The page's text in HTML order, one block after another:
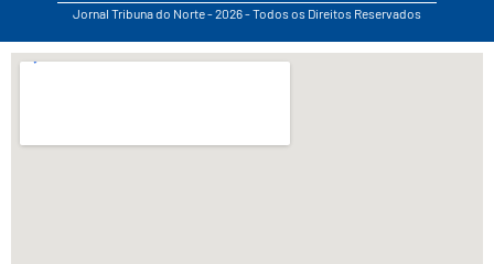
Jornal Tribuna do Norte - 2026 - Todos os Direitos Reservados